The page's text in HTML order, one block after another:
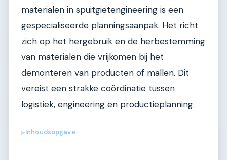
materialen in spuitgietengineering is een
gespecialiseerde planningsaanpak. Het richt
zich op het hergebruik en de herbestemming
van materialen die vrijkomen bij het
demonteren van producten of mallen. Dit
vereist een strakke coördinatie tussen
logistiek, engineering en productieplanning.
▶Inhoudsopgave